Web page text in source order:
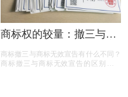
商标权的较量：撤三与无
对？
商标撤三与商标无效宣告有什么不同？
商标撤三与商标无效宣告的区别在哪